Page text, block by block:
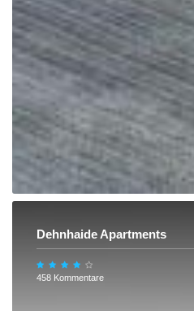
Dehnhaide Apartments
458 Kommentare